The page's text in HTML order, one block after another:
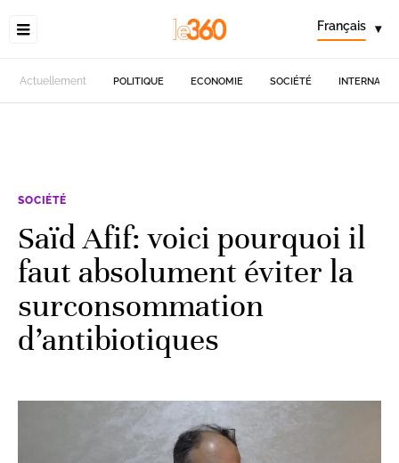
Français ▾
Actuellement POLITIQUE ECONOMIE SOCIÉTÉ
SOCIÉTÉ
Saïd Afif: voici pourquoi il
faut absolument éviter la
surconsommation
d’antibiotiques